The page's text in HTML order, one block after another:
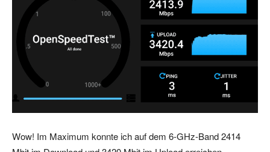
Wow! Im Maximum konnte ich auf dem 6-GHz-Band 2414